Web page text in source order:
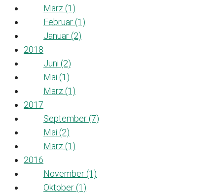
März (1)
Februar (1)
Januar (2)
2018
Juni (2)
Mai (1)
März (1)
2017
September (7)
Mai (2)
März (1)
2016
November (1)
Oktober (1)